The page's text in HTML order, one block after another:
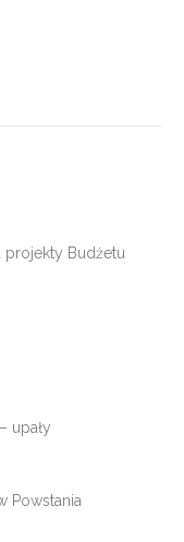
projekty Budżetu
upały
Powstania